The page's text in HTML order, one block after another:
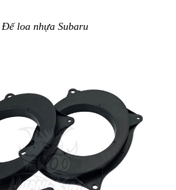
Đế loa nhựa Subaru